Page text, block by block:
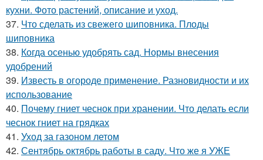
кухни. Фото растений, описание и уход.
37. Что сделать из свежего шиповника. Плоды
шиповника
38. Когда осенью удобрять сад. Нормы внесения
удобрений
39. Известь в огороде применение. Разновидности и их
использование
40. Почему гниет чеснок при хранении. Что делать если
чеснок гниет на грядках
41. Уход за газоном летом
42. Сентябрь октябрь работы в саду. Что же я УЖЕ